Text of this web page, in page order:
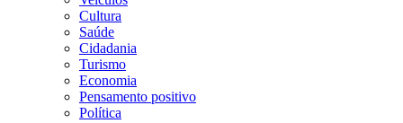
Cultura
Saúde
Cidadania
Turismo
Economia
Pensamento positivo
Política